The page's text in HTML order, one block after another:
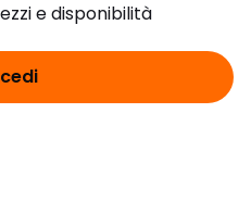
e disponibilità